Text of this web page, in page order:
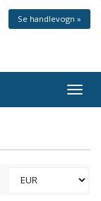
Se handlevogn »